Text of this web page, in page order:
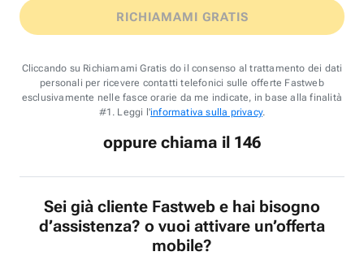
RICHIAMAMI GRATIS
Cliccando su Richiamami Gratis do il consenso al trattamento dei dati
personali per ricevere contatti telefonici sulle offerte Fastweb
esclusivamente nelle fasce orarie da me indicate, in base alla finalità
#1. Leggi l'informativa sulla privacy.
oppure chiama il 146
Sei già cliente Fastweb e hai bisogno
d’assistenza? o vuoi attivare un’offerta
mobile?